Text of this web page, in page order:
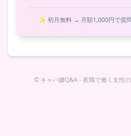
✨ 初月無料 → 月額1,000円で質
© キャバ嬢Q&A - 夜職で働く女性